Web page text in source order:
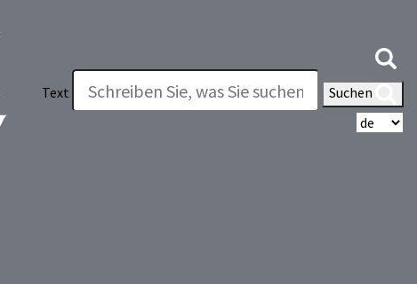
Text
Suchen